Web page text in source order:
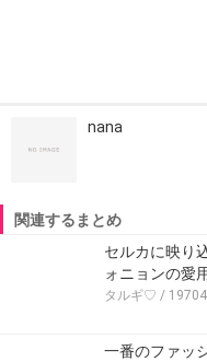
nana
関連するまとめ
セルカに映り
ォニョンの愛
タルギ♡ /
一番のファッ